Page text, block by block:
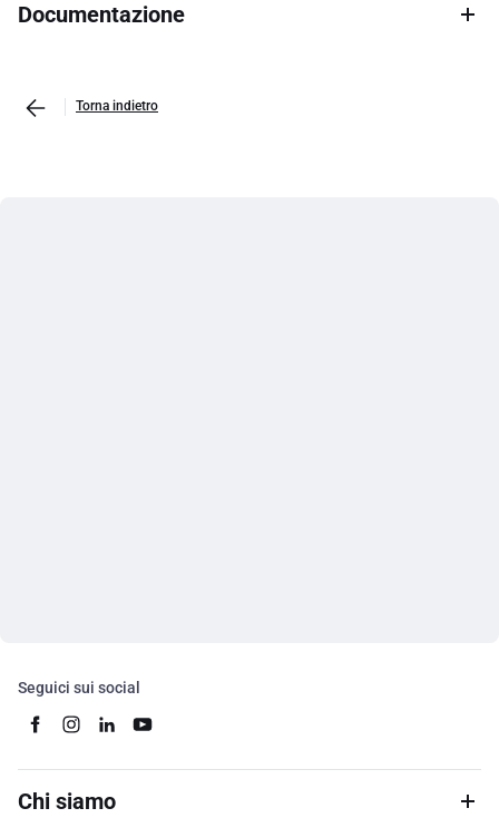
Documentazione
Torna indietro
Seguici sui social
Chi siamo